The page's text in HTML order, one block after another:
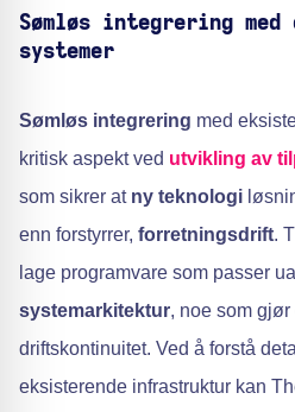
Sømløs integrering med
systemer
Sømløs integrering med
kritisk aspekt ved utvikling av
som sikrer at ny teknologi
enn forstyrrer, forretningsdrift.
lage programvare som passer
systemarkitektur, noe som
driftskontinuitet. Ved å forstå
eksisterende infrastruktur kan